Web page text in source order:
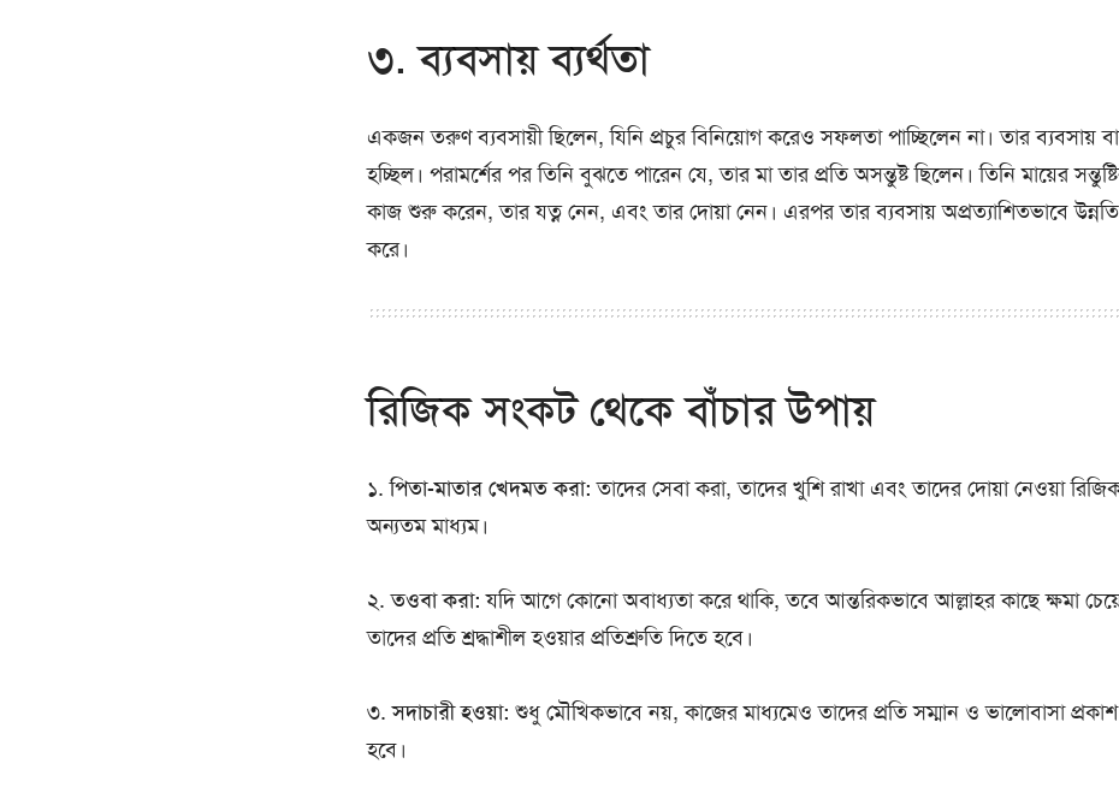
৩. ব্যবসায় ব্যর্থতা
একজন তরুণ ব্যবসায়ী ছিলেন, যিনি প্রচুর বিনিয়োগ করেও সফলতা পাচ্ছিলেন না। তার ব্যবসায়
হচ্ছিল। পরামর্শের পর তিনি বুঝতে পারেন যে, তার মা তার প্রতি অসন্তুষ্ট ছিলেন। তিনি মায়ের
কাজ শুরু করেন, তার যত্ন নেন, এবং তার দোয়া নেন। এরপর তার ব্যবসায় অপ্রত্যাশিতভাবে
করে।
রিজিক সংকট থেকে বাঁচার উপায়
১.পিতা-মাতার খেদমত করা: তাদের সেবা করা, তাদের খুশি রাখা এবং তাদের দোয়া নেওয়া
অন্যতম মাধ্যম।
২.তওবা করা: যদি আগে কোনো অবাধ্যতা করে থাকি, তবে আন্তরিকভাবে আল্লাহর কাছে ক্ষমা
তাদের প্রতি শ্রদ্ধাশীল হওয়ার প্রতিশ্রুতি দিতে হবে।
৩.সদাচারী হওয়া: শুধু মৌখিকভাবে নয়, কাজের মাধ্যমেও তাদের প্রতি সম্মান ও ভালোবাসা
হবে।